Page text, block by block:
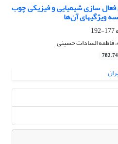
سازی شیمیایی و ‌فیزیکی چوب
ویژگیهای آن‌ها
177-192
فاطمه السادات حسینی